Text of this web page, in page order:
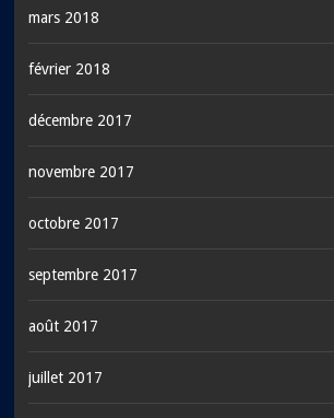
mars 2018
février 2018
décembre 2017
novembre 2017
octobre 2017
septembre 2017
août 2017
juillet 2017